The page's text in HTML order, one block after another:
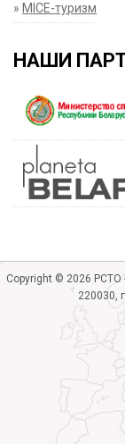
» MICE-туризм
НАШИ
Copyright © 2026 РСТО
220030,